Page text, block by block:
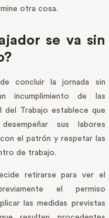
otra cosa.
se va sin
concluir la jornada sin
incumplimiento de las
del Trabajo establece que
sus labores
el patrón y respetar las
de trabajo.
retirarse para ver el
el permiso
las medidas previstas